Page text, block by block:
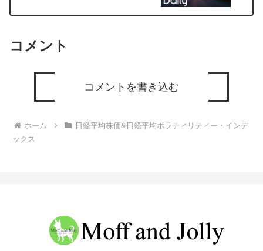
コメント
コメントを書き込む
ホーム
日経平均株価&日経平均ボラティリティー・インデ
ックス